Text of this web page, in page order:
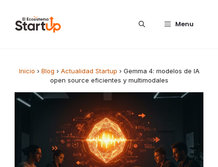
Menu
Inicio › Blog › Actualidad Startup › Gemma 4: modelos de IA
open source eficientes y multimodales